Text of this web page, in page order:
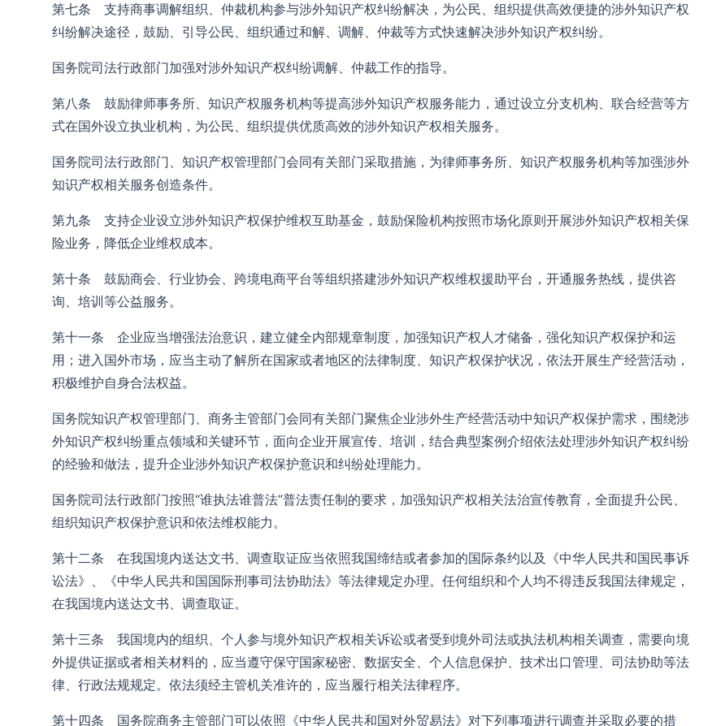
第七条 支持商事调解组织、仲裁机构参与涉外知识产权纠纷解决，为公民、组织提供高效便捷的涉外知识产权
纠纷解决途径，鼓励、引导公民、组织通过和解、调解、仲裁等方式快速解决涉外知识产权纠纷。
国务院司法行政部门加强对涉外知识产权纠纷调解、仲裁工作的指导。
第八条 鼓励律师事务所、知识产权服务机构等提高涉外知识产权服务能力，通过设立分支机构、联合经营等方
式在国外设立执业机构，为公民、组织提供优质高效的涉外知识产权相关服务。
国务院司法行政部门、知识产权管理部门会同有关部门采取措施，为律师事务所、知识产权服务机构等加强涉外
知识产权相关服务创造条件。
第九条 支持企业设立涉外知识产权保护维权互助基金，鼓励保险机构按照市场化原则开展涉外知识产权相关保
险业务，降低企业维权成本。
第十条 鼓励商会、行业协会、跨境电商平台等组织搭建涉外知识产权维权援助平台，开通服务热线，提供咨
询、培训等公益服务。
第十一条 企业应当增强法治意识，建立健全内部规章制度，加强知识产权人才储备，强化知识产权保护和运
用；进入国外市场，应当主动了解所在国家或者地区的法律制度、知识产权保护状况，依法开展生产经营活动，
积极维护自身合法权益。
国务院知识产权管理部门、商务主管部门会同有关部门聚焦企业涉外生产经营活动中知识产权保护需求，围绕涉
外知识产权纠纷重点领域和关键环节，面向企业开展宣传、培训，结合典型案例介绍依法处理涉外知识产权纠纷
的经验和做法，提升企业涉外知识产权保护意识和纠纷处理能力。
国务院司法行政部门按照“谁执法谁普法”普法责任制的要求，加强知识产权相关法治宣传教育，全面提升公民、
组织知识产权保护意识和依法维权能力。
第十二条 在我国境内送达文书、调查取证应当依照我国缔结或者参加的国际条约以及《中华人民共和国民事诉
讼法》、《中华人民共和国国际刑事司法协助法》等法律规定办理。任何组织和个人均不得违反我国法律规定，
在我国境内送达文书、调查取证。
第十三条 我国境内的组织、个人参与境外知识产权相关诉讼或者受到境外司法或执法机构相关调查，需要向境
外提供证据或者相关材料的，应当遵守保守国家秘密、数据安全、个人信息保护、技术出口管理、司法协助等法
律、行政法规规定。依法须经主管机关准许的，应当履行相关法律程序。
第十四条 国务院商务主管部门可以依照《中华人民共和国对外贸易法》对下列事项进行调查并采取必要的措